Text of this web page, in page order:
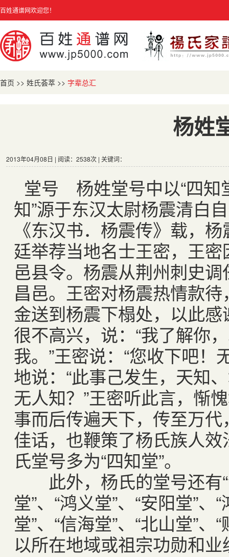
百姓通谱网欢迎您！
首页 >> 姓氏荟萃 >> 字辈总汇
杨姓
2013年04月08日 | 阅读：2538次 | 关键词：
堂号 杨姓堂号中以“四知
知”源于东汉太尉杨震清白
《东汉书．杨震传》载，
廷举荐当地名士王密，王
邑县令。杨震从荆州刺史
昌邑。王密对杨震热情款
金送到杨震下榻处，以此
很不高兴，说：“我了解你
我。”王密说：“您收下吧！
地说：“此事己发生，天知
无人知？”王密听此言，惭
事而后传遍天下，传至万
佳话，也鞭策了杨氏族人
氏堂号多为“四知堂”。
此外，杨氏的堂号还有“
堂”、“鸿义堂”、“安阳堂”、
堂”、“信海堂”、“北山堂”
以所在地域或祖宗功勋和